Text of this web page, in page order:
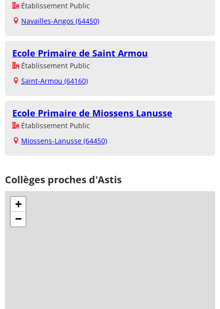
Établissement Public
Navailles-Angos (64450)
Ecole Primaire de Saint Armou
Établissement Public
Saint-Armou (64160)
Ecole Primaire de Miossens Lanusse
Établissement Public
Miossens-Lanusse (64450)
Collèges proches d'Astis
+
−